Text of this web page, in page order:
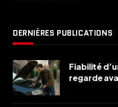
DERNIÈRES PUBLICATIONS
Fiabilité
regarde